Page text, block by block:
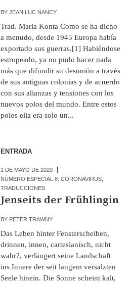
BYJEAN LUC NANCY
Trad. Maria Konta Como se ha dicho
a menudo, desde 1945 Europa había
exportado sus guerras.[1] Habiéndose
estropeado, ya no pudo hacer nada
más que difundir su desunión a través
de sus antiguas colonias y de acuerdo
con sus alianzas y tensiones con los
nuevos polos del mundo. Entre estos
polos ella era solo un...
ENTRADA
1 DE MAYO DE 2020
NÚMERO ESPECIAL 8: CORONAVIRUS
TRADUCCIONES
Jenseits der Frühlingin
BY PETER TRAWNY
Das Leben hinter Fensterscheiben,
drinnen, innen, cartesianisch, nicht
wahr?, verlängert seine Landschaft
ins Innere der seit langem versalzten
Seele hinein. Die Sonne scheint kalt,